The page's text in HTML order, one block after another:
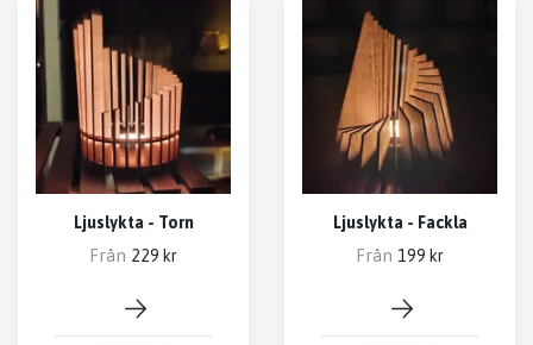
Ljuslykta - Torn
Från 229 kr
Ljuslykta - Fackla
Från 199 kr